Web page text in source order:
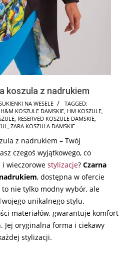
koszula z nadrukiem
NA WESELE
TAGGED:
H&M KOSZULE DAMSKIE HM KOSZULE
RESERVED KOSZULE DAMSKIE
ZARA KOSZULA DAMSKIE
z nadrukiem – Twój
czegoś wyjątkowego, co
wieczorowe stylizacje? Czarna
, dostępna w ofercie
nie tylko modny wybór, ale
unikalnego stylu.
materiałów, gwarantuje komfort
Jej oryginalna forma i ciekawy
stylizacji.